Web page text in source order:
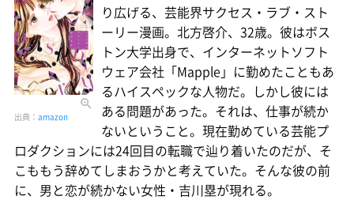
出典： amazon
り広げる、芸能界サクセス・ラブ・スト
ーリー漫画。北方啓介、32歳。彼はボス
トン大学出身で、インターネットソフト
ウェア会社「Mapple」に勤めたこともあ
るハイスペックな人物だ。しかし彼には
ある問題があった。それは、仕事が続か
ないということ。現在勤めている芸能プ
ロダクションには24回目の転職で辿り着いたのだが、そ
こももう辞めてしまおうかと考えていた。そんな彼の前
に、男と恋が続かない女性・吉川塁が現れる。